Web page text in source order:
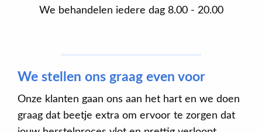
We behandelen iedere dag 8.00 - 20.00
We stellen ons graag even voor
Onze klanten gaan ons aan het hart en we doen
graag dat beetje extra om ervoor te zorgen dat